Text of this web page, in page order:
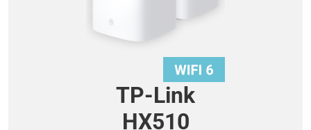
TP-Link
HX510